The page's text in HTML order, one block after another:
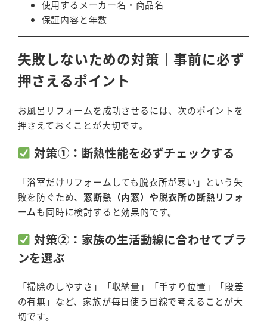
使用するメーカー名・商品名
保証内容と年数
失敗しないための対策｜事前に必ず
押さえるポイント
お風呂リフォームを成功させるには、次のポイントを
押さえておくことが大切です。
対策①：断熱性能を必ずチェックする
「浴室だけリフォームしても脱衣所が寒い」という失
敗を防ぐため、 窓断熱（内窓）や脱衣所の断熱リフォ
ームも同時に検討すると効果的です。
対策②：家族の生活動線に合わせてプラ
ンを選ぶ
「掃除のしやすさ」「収納量」「手すり位置」「段差
の有無」など、家族が毎日使う目線で考えることが大
切です。